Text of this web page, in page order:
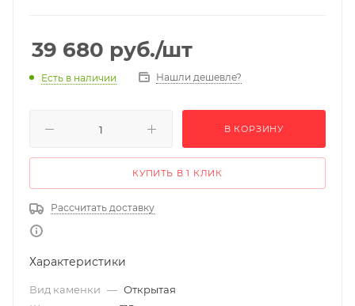
39 680 руб./шт
Есть в наличии Нашли дешевле?
В КОРЗИНУ
КУПИТЬ В 1 КЛИК
Рассчитать доставку
Характеристики
Вид каменки — Открытая